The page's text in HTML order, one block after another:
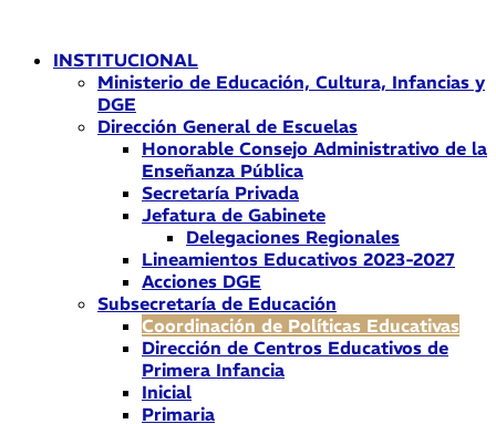
contenidoINSTITUCIONAL
Ministerio de Educación, Cultura, Infancias y
DGE
Dirección General de Escuelas
Honorable Consejo Administrativo de la
Enseñanza Pública
Secretaría Privada
Jefatura de Gabinete
Delegaciones Regionales
Lineamientos Educativos 2023-2027
Acciones DGE
Subsecretaría de Educación
Coordinación de Políticas Educativas
Dirección de Centros Educativos de
Primera Infancia
Inicial
Primaria